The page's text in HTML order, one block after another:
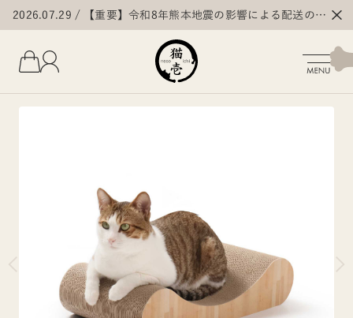
2026.07.29
【重要】令和8年熊本地震の影響による配送の遅
延・停止について